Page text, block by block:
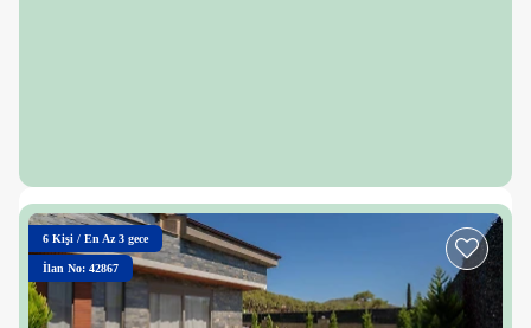
6 Kişi / En Az 3 gece
İlan No: 42867